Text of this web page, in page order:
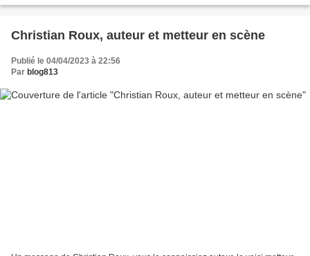
Christian Roux, auteur et metteur en scène
Publié le 04/04/2023 à 22:56
Par blog813